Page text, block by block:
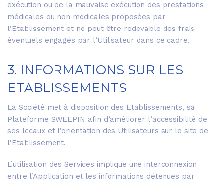
exécution ou de la mauvaise exécution des prestations
médicales ou non médicales proposées par
l’Etablissement et ne peut être redevable des frais
éventuels engagés par l’Utilisateur dans ce cadre.
3. INFORMATIONS SUR LES
ETABLISSEMENTS
La Société met à disposition des Etablissements, sa
Plateforme SWEEPIN afin d’améliorer l’accessibilité de
ses locaux et l’orientation des Utilisateurs sur le site de
l’Etablissement.
L’utilisation des Services implique une interconnexion
entre l’Application et les informations détenues par